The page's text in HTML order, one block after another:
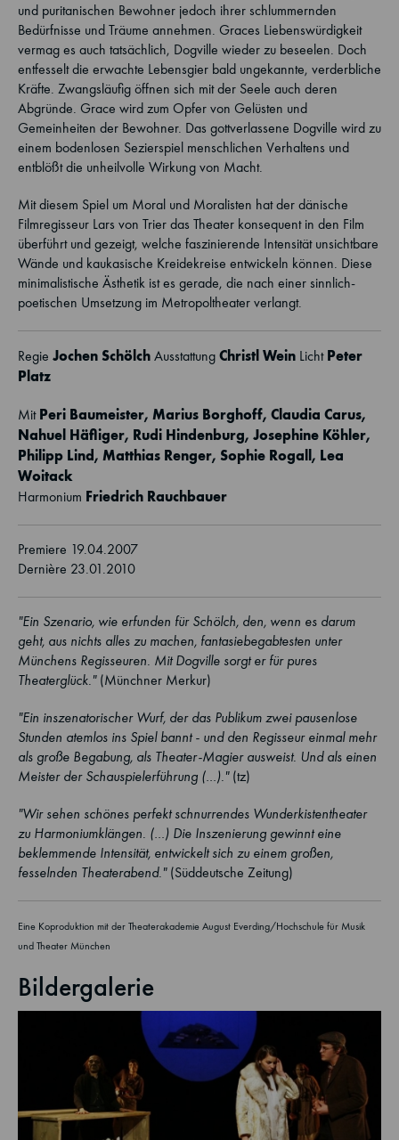
und puritanischen Bewohner jedoch ihrer schlummernden
Bedürfnisse und Träume annehmen. Graces Liebenswürdigkeit
vermag es auch tatsächlich, Dogville wieder zu beseelen. Doch
entfesselt die erwachte Lebensgier bald ungekannte, verderbliche
Kräfte. Zwangsläufig öffnen sich mit der Seele auch deren
Abgründe. Grace wird zum Opfer von Gelüsten und
Gemeinheiten der Bewohner. Das gottverlassene Dogville wird zu
einem bodenlosen Sezierspiel menschlichen Verhaltens und
entblößt die unheilvolle Wirkung von Macht.
Mit diesem Spiel um Moral und Moralisten hat der dänische
Filmregisseur Lars von Trier das Theater konsequent in den Film
überführt und gezeigt, welche faszinierende Intensität unsichtbare
Wände und kaukasische Kreidekreise entwickeln können. Diese
minimalistische Ästhetik ist es gerade, die nach einer sinnlich-
poetischen Umsetzung im Metropoltheater verlangt.
Regie Jochen Schölch Ausstattung Christl Wein Licht Peter
Platz
Mit Peri Baumeister, Marius Borghoff, Claudia Carus,
Nahuel Häfliger, Rudi Hindenburg, Josephine Köhler,
Philipp Lind, Matthias Renger, Sophie Rogall , Lea
Woitack
Harmonium Friedrich Rauchbauer
Premiere 19.04.2007
Dernière 23.01.2010
"Ein Szenario, wie erfunden für Schölch, den, wenn es darum
geht, aus nichts alles zu machen, fantasiebegabtesten unter
Münchens Regisseuren. Mit Dogville sorgt er für pures
Theaterglück." (Münchner Merkur)
"Ein inszenatorischer Wurf, der das Publikum zwei pausenlose
Stunden atemlos ins Spiel bannt - und den Regisseur einmal mehr
als große Begabung, als Theater-Magier ausweist. Und als einen
Meister der Schauspielerführung (…)."(tz)
"Wir sehen schönes perfekt schnurrendes Wunderkistentheater
zu Harmoniumklängen. (…) Die Inszenierung gewinnt eine
beklemmende Intensität, entwickelt sich zu einem großen,
fesselnden Theaterabend."(Süddeutsche Zeitung)
Eine Koproduktion mit der Theaterakademie August Everding/Hochschule für Musik
und Theater München
Bildergalerie